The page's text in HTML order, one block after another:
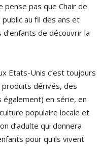
pense pas que Chair de
au fil des ans et
de découvrir la
Etats-Unis c’est toujours
dérivés, des
également) en série, en
populaire locale et
d’adulte qui donnera
pour qu’ils vivent